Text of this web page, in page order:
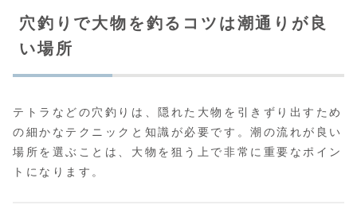
穴釣りで大物を釣るコツは潮通りが良
い場所
テトラなどの穴釣りは、隠れた大物を引きずり出すため
の細かなテクニックと知識が必要です。潮の流れが良い
場所を選ぶことは、大物を狙う上で非常に重要なポイン
トになります。